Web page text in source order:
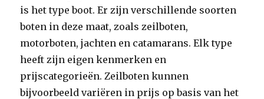
is het type boot. Er zijn verschillende soorten
boten in deze maat, zoals zeilboten,
motorboten, jachten en catamarans. Elk type
heeft zijn eigen kenmerken en
prijscategorieën. Zeilboten kunnen
bijvoorbeeld variëren in prijs op basis van het